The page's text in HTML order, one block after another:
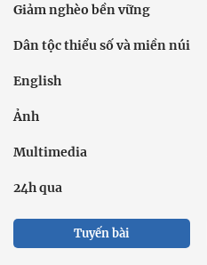
Giảm nghèo bền vững
Dân tộc thiểu số và miền núi
English
Ảnh
Multimedia
24h qua
Tuyến bài